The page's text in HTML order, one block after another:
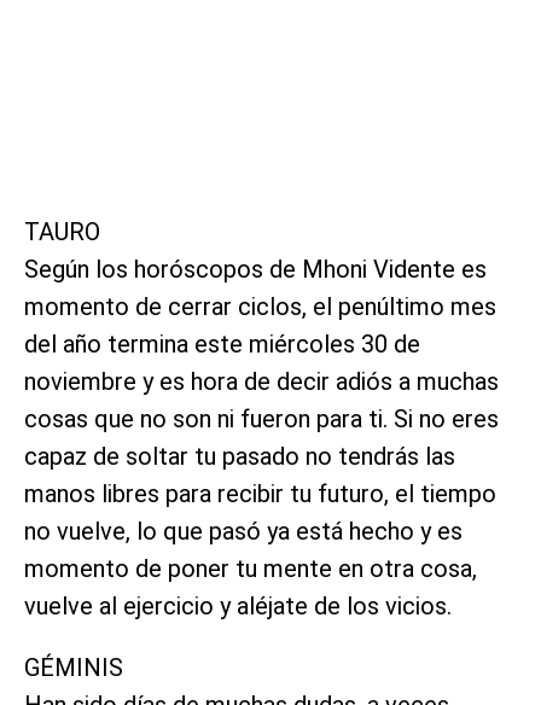
TAURO
Según los horóscopos de Mhoni Vidente es
momento de cerrar ciclos, el penúltimo mes
del año termina este miércoles 30 de
noviembre y es hora de decir adiós a muchas
cosas que no son ni fueron para ti. Si no eres
capaz de soltar tu pasado no tendrás las
manos libres para recibir tu futuro, el tiempo
no vuelve, lo que pasó ya está hecho y es
momento de poner tu mente en otra cosa,
vuelve al ejercicio y aléjate de los vicios.
GÉMINIS